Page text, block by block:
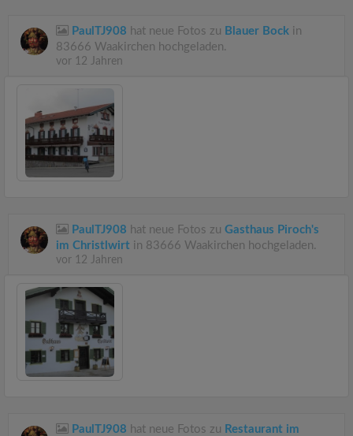
PaulTJ908 hat neue Fotos zu Blauer Bock in
83666 Waakirchen hochgeladen.
vor 12 Jahren
PaulTJ908 hat neue Fotos zu Gasthaus Piroch's
im Christlwirt in 83666 Waakirchen hochgeladen.
vor 12 Jahren
PaulTJ908 hat neue Fotos zu Restaurant im